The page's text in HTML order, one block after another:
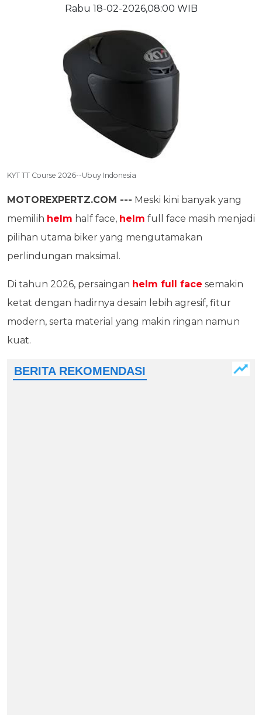
Rabu 18-02-2026,08:00 WIB
KYT TT Course 2026--Ubuy Indonesia
MOTOREXPERTZ.COM --- Meski kini banyak yang
memilih helm half face, helm full face masih menjadi
pilihan utama biker yang mengutamakan
perlindungan maksimal.
Di tahun 2026, persaingan helm full face semakin
ketat dengan hadirnya desain lebih agresif, fitur
modern, serta material yang makin ringan namun
kuat.